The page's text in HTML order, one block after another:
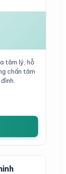
tâm lý, hỗ
chấn tâm